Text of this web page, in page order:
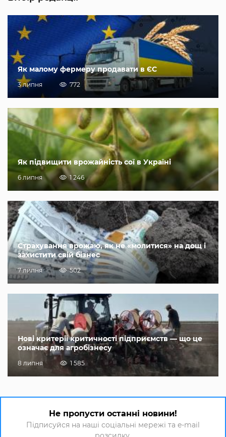
Як малому фермеру продавати в ЄС
3 липня 772
Як підвищити врожайність сої в Україні
6 липня 1 246
Страхування врожаю, як не «молитися» на дощ і
захистити свій бізнес
7 липня 502
Нові критерії критичності підприємств — що це
означає для агробізнесу
8 липня 1 585
Не пропусти останні новини!
Підписуйся на наші соціальні мережі та e-mail